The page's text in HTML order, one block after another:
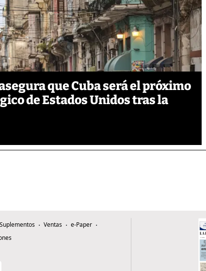
que Cuba será el próximo
de Estados Unidos tras la
Suplementos Ventas
e-Paper